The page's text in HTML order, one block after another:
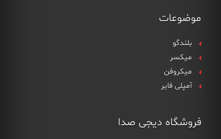
موضوعات
بلندگو
میکسر
میکروفن
آمپلی فایر
فروشگاه دیجی صدا